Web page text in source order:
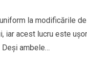
la modificările
iar acest lucru este
ambele…